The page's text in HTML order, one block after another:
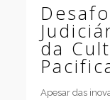
da
Apesar das